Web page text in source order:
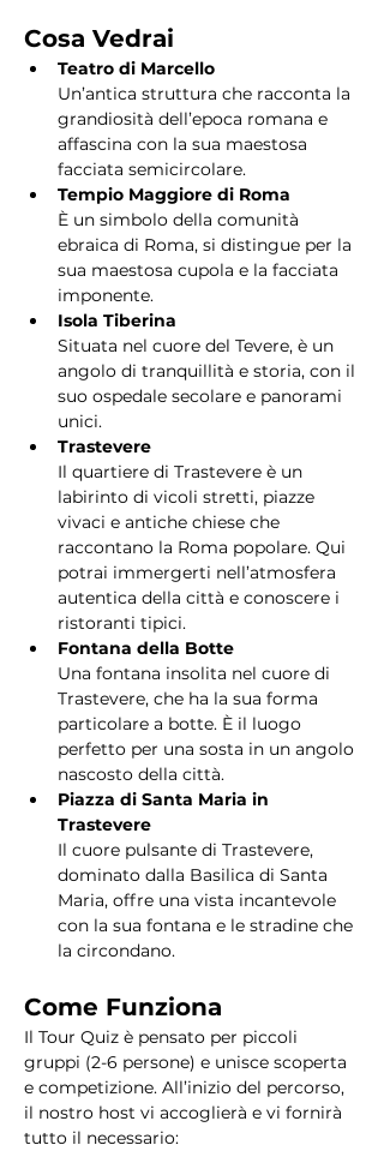
Cosa Vedrai
Teatro di Marcello
Un’antica struttura che racconta la
grandiosità dell’epoca romana e
affascina con la sua maestosa
facciata semicircolare.
Tempio Maggiore di Roma
È un simbolo della comunità
ebraica di Roma, si distingue per la
sua maestosa cupola e la facciata
imponente.
Isola Tiberina
Situata nel cuore del Tevere, è un
angolo di tranquillità e storia, con il
suo ospedale secolare e panorami
unici.
Trastevere
Il quartiere di Trastevere è un
labirinto di vicoli stretti, piazze
vivaci e antiche chiese che
raccontano la Roma popolare. Qui
potrai immergerti nell’atmosfera
autentica della città e conoscere i
ristoranti tipici.
Fontana della Botte
Una fontana insolita nel cuore di
Trastevere, che ha la sua forma
particolare a botte. È il luogo
perfetto per una sosta in un angolo
nascosto della città.
Piazza di Santa Maria in
Trastevere
Il cuore pulsante di Trastevere,
dominato dalla Basilica di Santa
Maria, offre una vista incantevole
con la sua fontana e le stradine che
la circondano.
Come Funziona
Il Tour Quiz è pensato per piccoli
gruppi (2-6 persone) e unisce scoperta
e competizione. All’inizio del percorso,
il nostro host vi accoglierà e vi fornirà
tutto il necessario: